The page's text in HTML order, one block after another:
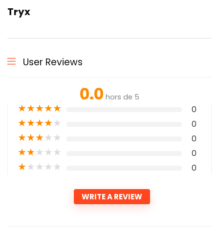
Tryx
User Reviews
0.0 hors de 5
★★★★★ 0
★★★★★ 0
★★★★★ 0
★★★★★ 0
★★★★★ 0
WRITE A REVIEW